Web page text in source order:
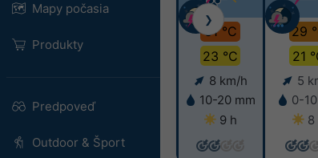
Mapy počasia
Produkty
Predpoveď
Outdoor & Šport
31 °C
23 °C
8 km/h
10-20 mm
9 h
29
21
5
0-
8
❯